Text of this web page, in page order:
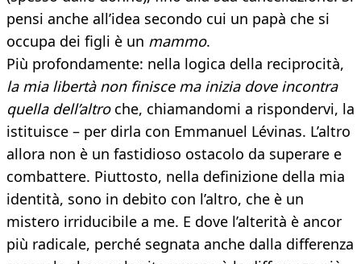
pensi anche all’idea secondo cui un papà che si
occupa dei figli è un mammo.
Più profondamente: nella logica della reciprocità,
la mia libertà non finisce ma inizia dove incontra
quella dell’altroche, chiamandomi a rispondervi, la
istituisce – per dirla con Emmanuel Lévinas. L’altro
allora non è un fastidioso ostacolo da superare e
combattere. Piuttosto, nella definizione della mia
identità, sono in debito con l’altro, che è un
mistero irriducibile a me. E dove l’alterità è ancor
più radicale, perché segnata anche dalla differenza